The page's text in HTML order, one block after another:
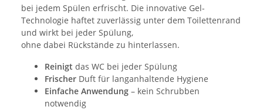
bei jedem Spülen erfrischt. Die innovative Gel-
Technologie haftet zuverlässig unter dem Toilettenrand
und wirkt bei jeder Spülung,
ohne dabei Rückstände zu hinterlassen.
Reinigt das WC bei jeder Spülung
Frischer Duft für langanhaltende Hygiene
Einfache Anwendung – kein Schrubben
notwendig